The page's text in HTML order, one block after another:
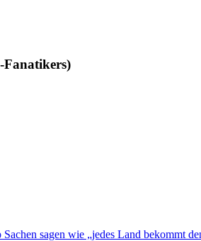
Fanatikers)
sagen wie „jedes Land bekommt